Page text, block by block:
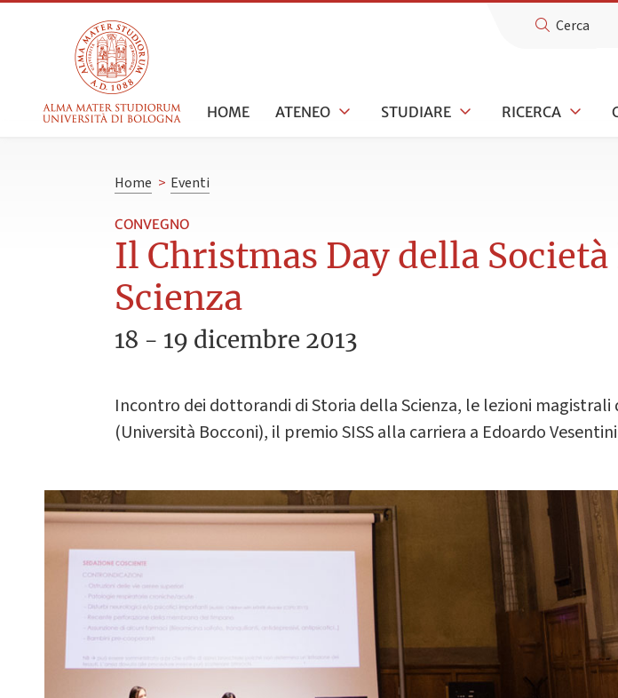
Cerca
HOME ATENEO STUDIARE RICERCA
Home > Eventi
CONVEGNO
Il Christmas Day della
Scienza
18 - 19 dicembre 2013
Incontro dei dottorandi di Storia della Scienza, le lezioni
(Università Bocconi), il premio SISS alla carriera a Edoardo